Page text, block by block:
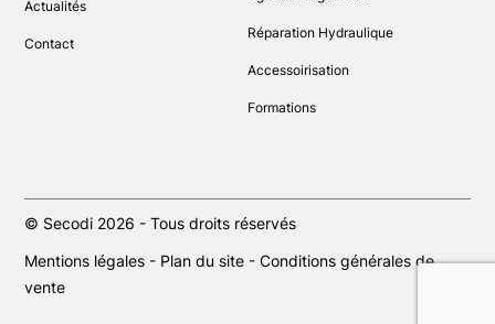
Actualités
Contact
Réparation Hydraulique
Accessoirisation
Formations
© Secodi 2026 - Tous droits réservés
Mentions légales - Plan du site -Conditions générales de
vente